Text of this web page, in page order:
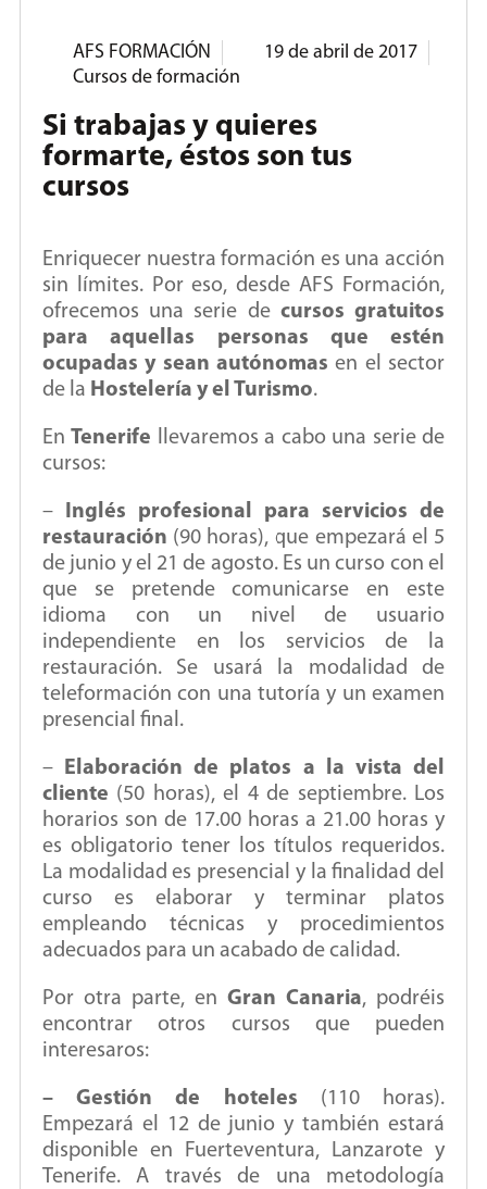
AFS FORMACIÓN
19 de abril de 2017
Cursos de formación
Si trabajas y quieres
formarte, éstos son tus
cursos
Enriquecer nuestra formación es una acción
sin límites. Por eso, desde AFS Formación,
ofrecemos una serie decursos gratuitos
para aquellas personas que estén
ocupadas y sean autónomas en el sector
de la Hostelería y el Turismo.
EnTenerife llevaremos a cabo una serie de
cursos:
–
Inglés profesional para servicios de
restauración (90 horas), que empezará el 5
de junio y el 21 de agosto. Es un curso con el
que se pretende comunicarse en este
idioma con un nivel de usuario
independiente en los servicios de la
restauración. Se usará la modalidad de
teleformación con una tutoría y un examen
presencial final.
–
Elaboración de platos a la vista del
cliente (50 horas), el 4 de septiembre. Los
horarios son de 17.00 horas a 21.00 horas y
es obligatorio tener los títulos requeridos.
La modalidad es presencial y la finalidad del
curso es elaborar y terminar platos
empleando técnicas y procedimientos
adecuados para un acabado de calidad.
Por otra parte, en Gran Canaria, podréis
encontrar otros cursos que pueden
interesaros:
– Gestión de hoteles (110 horas).
Empezará el 12 de junio y también estará
disponible en Fuerteventura, Lanzarote y
Tenerife. A través de una metodología